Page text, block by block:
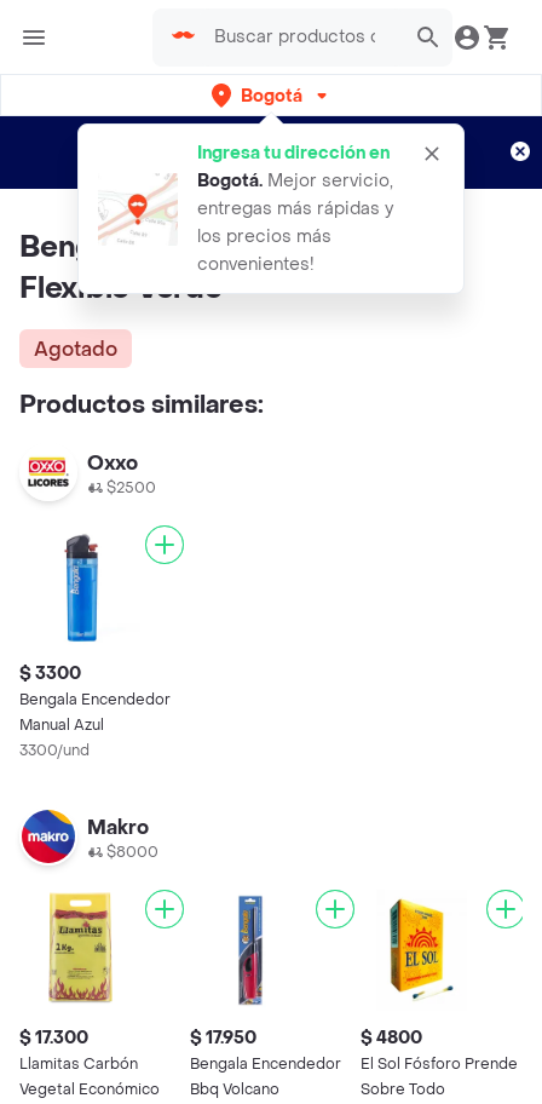
Bogotá
Ingresa tu dirección en
Bogotá. Mejor servicio,
entregas más rápidas y
los precios más
convenientes!
envíos gratis por semanas
Aplican TyC
Bengala Encendedor Con Tubo
Flexible Verde
Agotado
Productos similares:
Oxxo
$2500
$ 3300
Bengala Encendedor
Manual Azul
3300/und
Makro
$8000
$ 17.300
Llamitas Carbón
Vegetal Económico
$ 17.950
Bengala Encendedor
Bbq Volcano
$ 4800
El Sol Fósforo Prende
Sobre Todo